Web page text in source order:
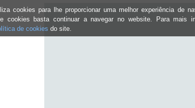
cookies para lhe proporcionar uma melhor experiência de
cookies basta continuar a navegar no website. Para mais
de cookies do site.